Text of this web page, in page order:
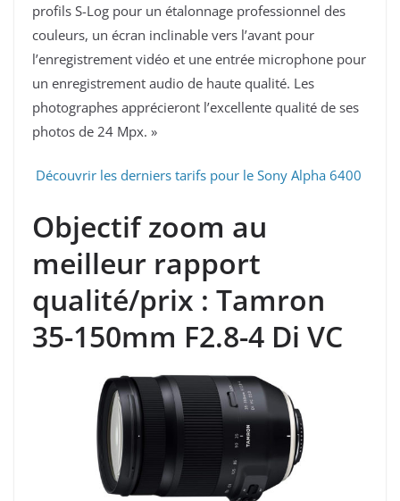
profils S-Log pour un étalonnage professionnel des
couleurs, un écran inclinable vers l’avant pour
l’enregistrement vidéo et une entrée microphone pour
un enregistrement audio de haute qualité. Les
photographes apprécieront l’excellente qualité de ses
photos de 24 Mpx. »
Découvrir les derniers tarifs pour le Sony Alpha 6400
Objectif zoom au
meilleur rapport
qualité/prix : Tamron
35-150mm F2.8-4 Di VC